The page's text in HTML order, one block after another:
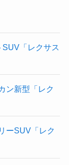
「レクサス
ン新型「レク
ーSUV「レク